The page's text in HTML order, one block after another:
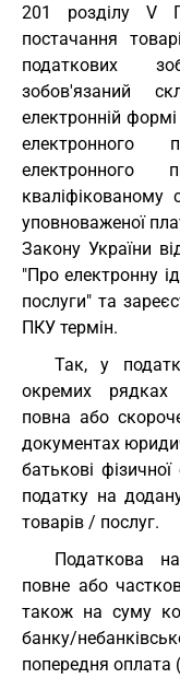
201 розділу V
постачання
податкових
зобов'язаний
електронній
електронного
кваліфікованому
уповноваженої
Закону України
"Про електронну
послуги" та
ПКУ термін.
Так, у
окремих рядках
повна або
документах
батькові
податку на
товарів / послуг.
Податкова
повне або
також на суму
банку/
попередня оплата